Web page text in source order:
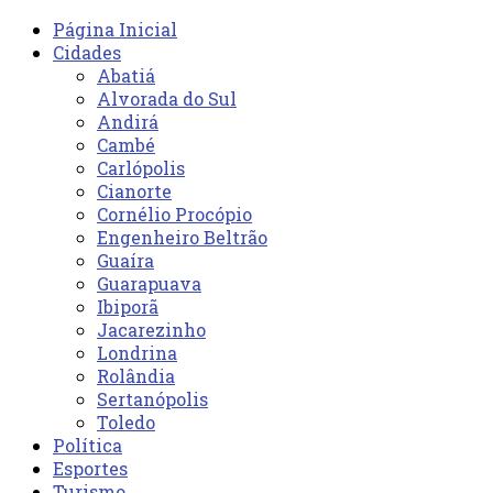
Página Inicial
Cidades
Abatiá
Alvorada do Sul
Andirá
Cambé
Carlópolis
Cianorte
Cornélio Procópio
Engenheiro Beltrão
Guaíra
Guarapuava
Ibiporã
Jacarezinho
Londrina
Rolândia
Sertanópolis
Toledo
Política
Esportes